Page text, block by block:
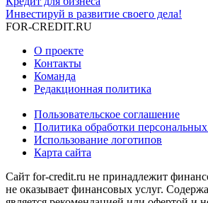
Инвестируй в развитие своего дела!
FOR-CREDIT.RU
О проекте
Контакты
Команда
Редакционная политика
Пользовательское соглашение
Политика обработки
Использование логотипов
Карта сайта
Сайт for-credit.ru не принадлежит
не оказывает финансовых услуг.